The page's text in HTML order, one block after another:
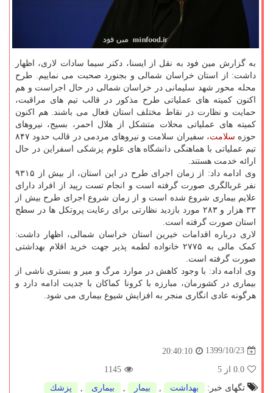
به گزارش مین فود به نقل از ایسنا، دکتر سیما سادات لاری، اظهار
داشت: از استان خراسان شمالی و بجنورد صحبت می نماییم. طرح
محله محور شهد سلیمانی در خراسان شمالی در حال اجراست و هم
اکنون کمیته های عملیاتی طرح مذکور در قالب تیم های مراقبت،
حمایت و نظارت در نقاط مختلف استان فعال می باشند. هم اکنون
کمیته های عملیاتی محلات متشکل از هلال احمر، بسیج، نیروهای
حوزه سلامت
، سفیران سلامت و نیروهای مردمی در قالب حدود ۸۴۷
تیم عملیاتی با هماهنگی دانشگاه های علوم پزشکی اسفراین در حال
ارائه خدمت هستند.
وی ادامه داد: از زمان اجرای طرح در این استان، از بیش از ۹۳۱۵
نفر غربالگری صورت گرفته است و انجام تست رپید از افراد دارای
علایم بیماری شروع شده است و از زمان شروع اجرای طرح بیش از
۳۳ هزار و ۲۸۳ مورد بازدید نظارتی برای رعایت پروتکل ها در سطح
استان صورت گرفته است.
لاری درباره اقدامات خیرین استان خراسان شمالی، اظهار داشت:
کمک مالی به ۲۷۷۵ خانواده لطمه پذیر جهت خرید اقلام بهداشتی
صورت گرفته است.
وی ادامه داد: با وجود کاهش در موارد مرگ و میر و بستری ناشی از
بیماری در کشورمان، مبارزه با کرونا کماکان با جدیت ادامه دارد و
هرگونه عادی انگاری منجر به افزایش شیوع بیماری می شود.
1399/10/23
20:40:10
0.0 از 5
1145
تگهای خبر:
بهداشت بیمار بیماری پزشك